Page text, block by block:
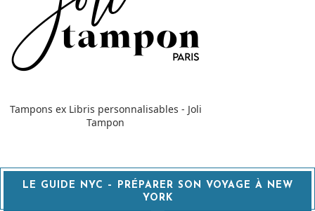
Tampons ex Libris personnalisables - Joli
Tampon
LE GUIDE NYC – PRÉPARER SON VOYAGE À NEW
YORK